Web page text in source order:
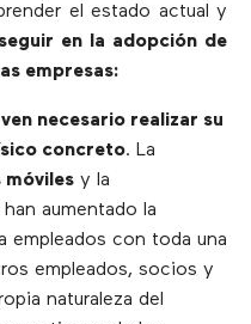
el estado actual y
en la adopción de
empresas:
necesario realizar su
concreto. La
móviles y la
han aumentado la
empleados con toda una
empleados, socios y
naturaleza del